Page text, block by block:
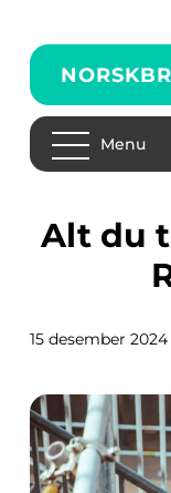
Menu
Alt du trenger å vite om
15 desember 2024